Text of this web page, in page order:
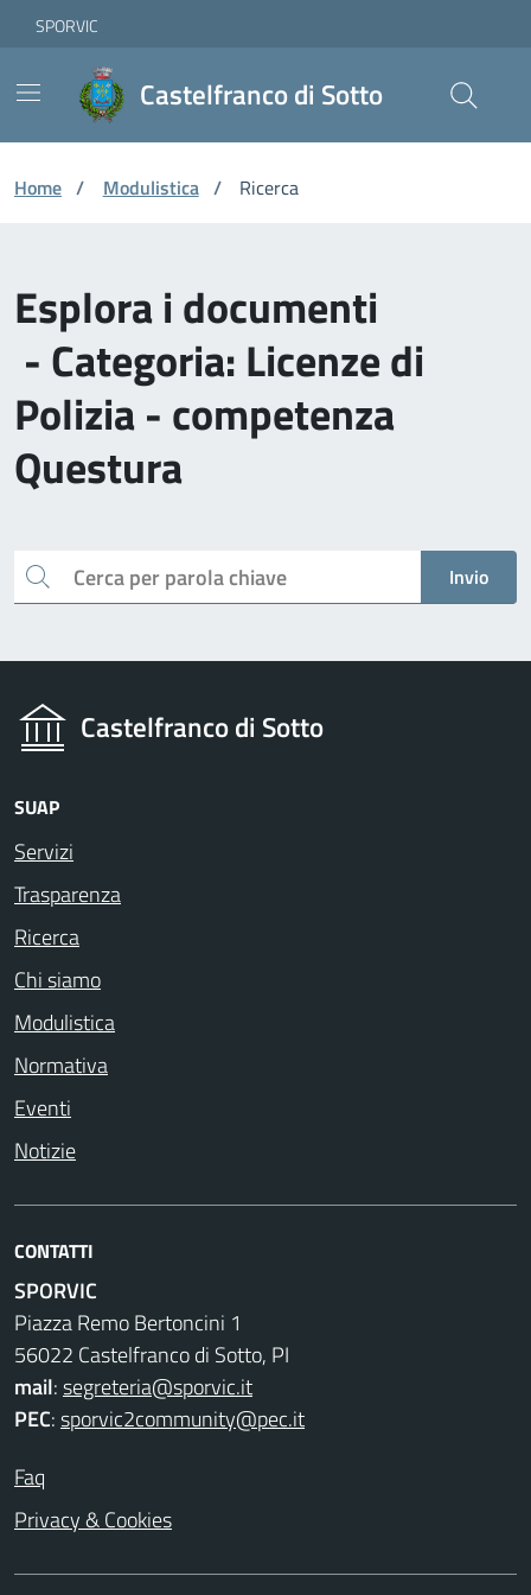
Skip to Main Content
Vai ai contenuti
Vai al footer
SPORVIC
Castelfranco di Sotto
Home / Modulistica / Ricerca
Esplora i documenti
- Categoria: Licenze di
Polizia - competenza
Questura
Cerca Invio
Castelfranco di Sotto
SUAP
Servizi
Trasparenza
Ricerca
Chi siamo
Modulistica
Normativa
Eventi
Notizie
CONTATTI
SPORVIC
Piazza Remo Bertoncini 1
56022 Castelfranco di Sotto, PI
mail:segreteria@sporvic.it
PEC:sporvic2community@pec.it
Faq
Privacy & Cookies